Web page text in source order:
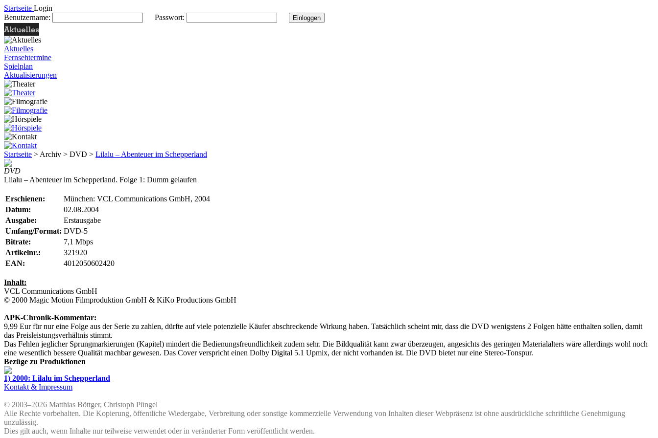
Startseite Login
Benutzername:
Passwort:
Aktuelles
Fernsehtermine
Spielplan
Aktualisierungen
Startseite > Archiv > DVD > Lilalu – Abenteuer im Schepperland
DVD
Lilalu – Abenteuer im Schepperland. Folge 1: Dumm gelaufen
Erschienen:
München: VCL Communications GmbH, 2004
Datum:
02.08.2004
Ausgabe:
Erstausgabe
Umfang/Format: DVD-5
Bitrate:
7,1 Mbps
Artikelnr.:
321920
EAN:
4012050602420
Inhalt:
VCL Communications GmbH
© 2000 Magic Motion Filmproduktion GmbH & KiKo Productions GmbH
APK-Chronik-Kommentar:
9,99 Eur für nur eine Folge aus der Serie zu zahlen, dürfte auf viele potenzielle Käufer abschreckende Wirkung haben. Tatsächlich scheint mir, dass die DVD wenigstens 2 Folgen hätte enthalten sollen, damit
das Preisleistungsverhältnis stimmt.
Das Fehlen jeglicher Sprungmarkierungen (Kapitel) mindert die Bedienungsfreundlichkeit zudem sehr. Die Bildqualität kann zwar überzeugen, angesichts des geringen Materialalters wäre allerdings wohl noch
eine wesentlich bessere Qualität machbar gewesen. Das Cover verspricht einen Dolby Digital 5.1 Upmix, der nicht vorhanden ist. Die DVD bietet nur eine Stereo-Tonspur.
Bezüge zu Produktionen
1) 2000: Lilalu im Schepperland
Kontakt & Impressum
© 2003–2026 Matthias Böttger, Christoph Püngel
Alle Rechte vorbehalten. Die Kopierung, öffentliche Wiedergabe, Verbreitung oder sonstige kommerzielle Verwendung von Inhalten dieser Webpräsenz ist ohne ausdrückliche schriftliche Genehmigung
unzulässig.
Dies gilt auch, wenn Inhalte nur teilweise verwendet oder in veränderter Form veröffentlicht werden.